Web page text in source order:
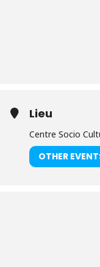
Lieu
Centre Socio
OTHER